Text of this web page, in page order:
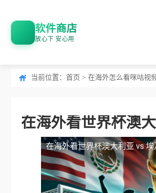
软件商店
放心下 安心用
当前位置： 首页 > 在海外怎么看咪咕视
在海外看世界杯澳
在海外看世界杯澳大利亚 vs 埃